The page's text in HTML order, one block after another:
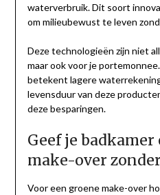
waterverbruik. Dit soort
om milieubewust te leven
Deze technologieën zijn niet
maar ook voor je
betekent lagere
levensduur van deze
deze besparingen.
Geef je badkamer
make-over
Voor een groene make-over